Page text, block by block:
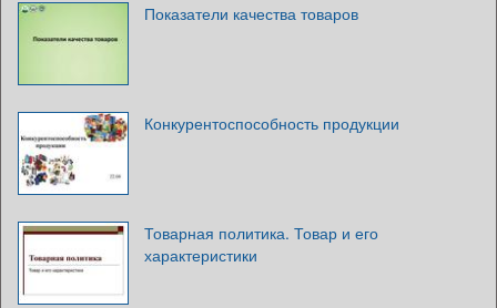
Показатели качества товаров
Конкурентоспособность продукции
Товарная политика. Товар и его
характеристики